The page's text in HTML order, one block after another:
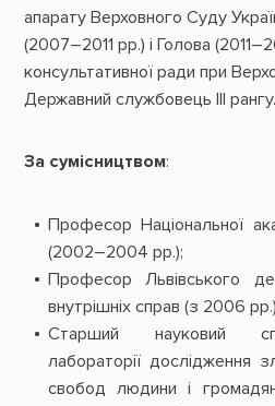
апарату Верховного Суду
(2007–2011 рр.) і Голова
консультативної ради при
Державний службовець ІІІ рангу.
За сумісництвом:
Професор Національної
(2002–2004 рр.);
Професор Львівського
внутрішніх справ (з 2006
Старший науковий
лабораторії дослідження
свобод людини і